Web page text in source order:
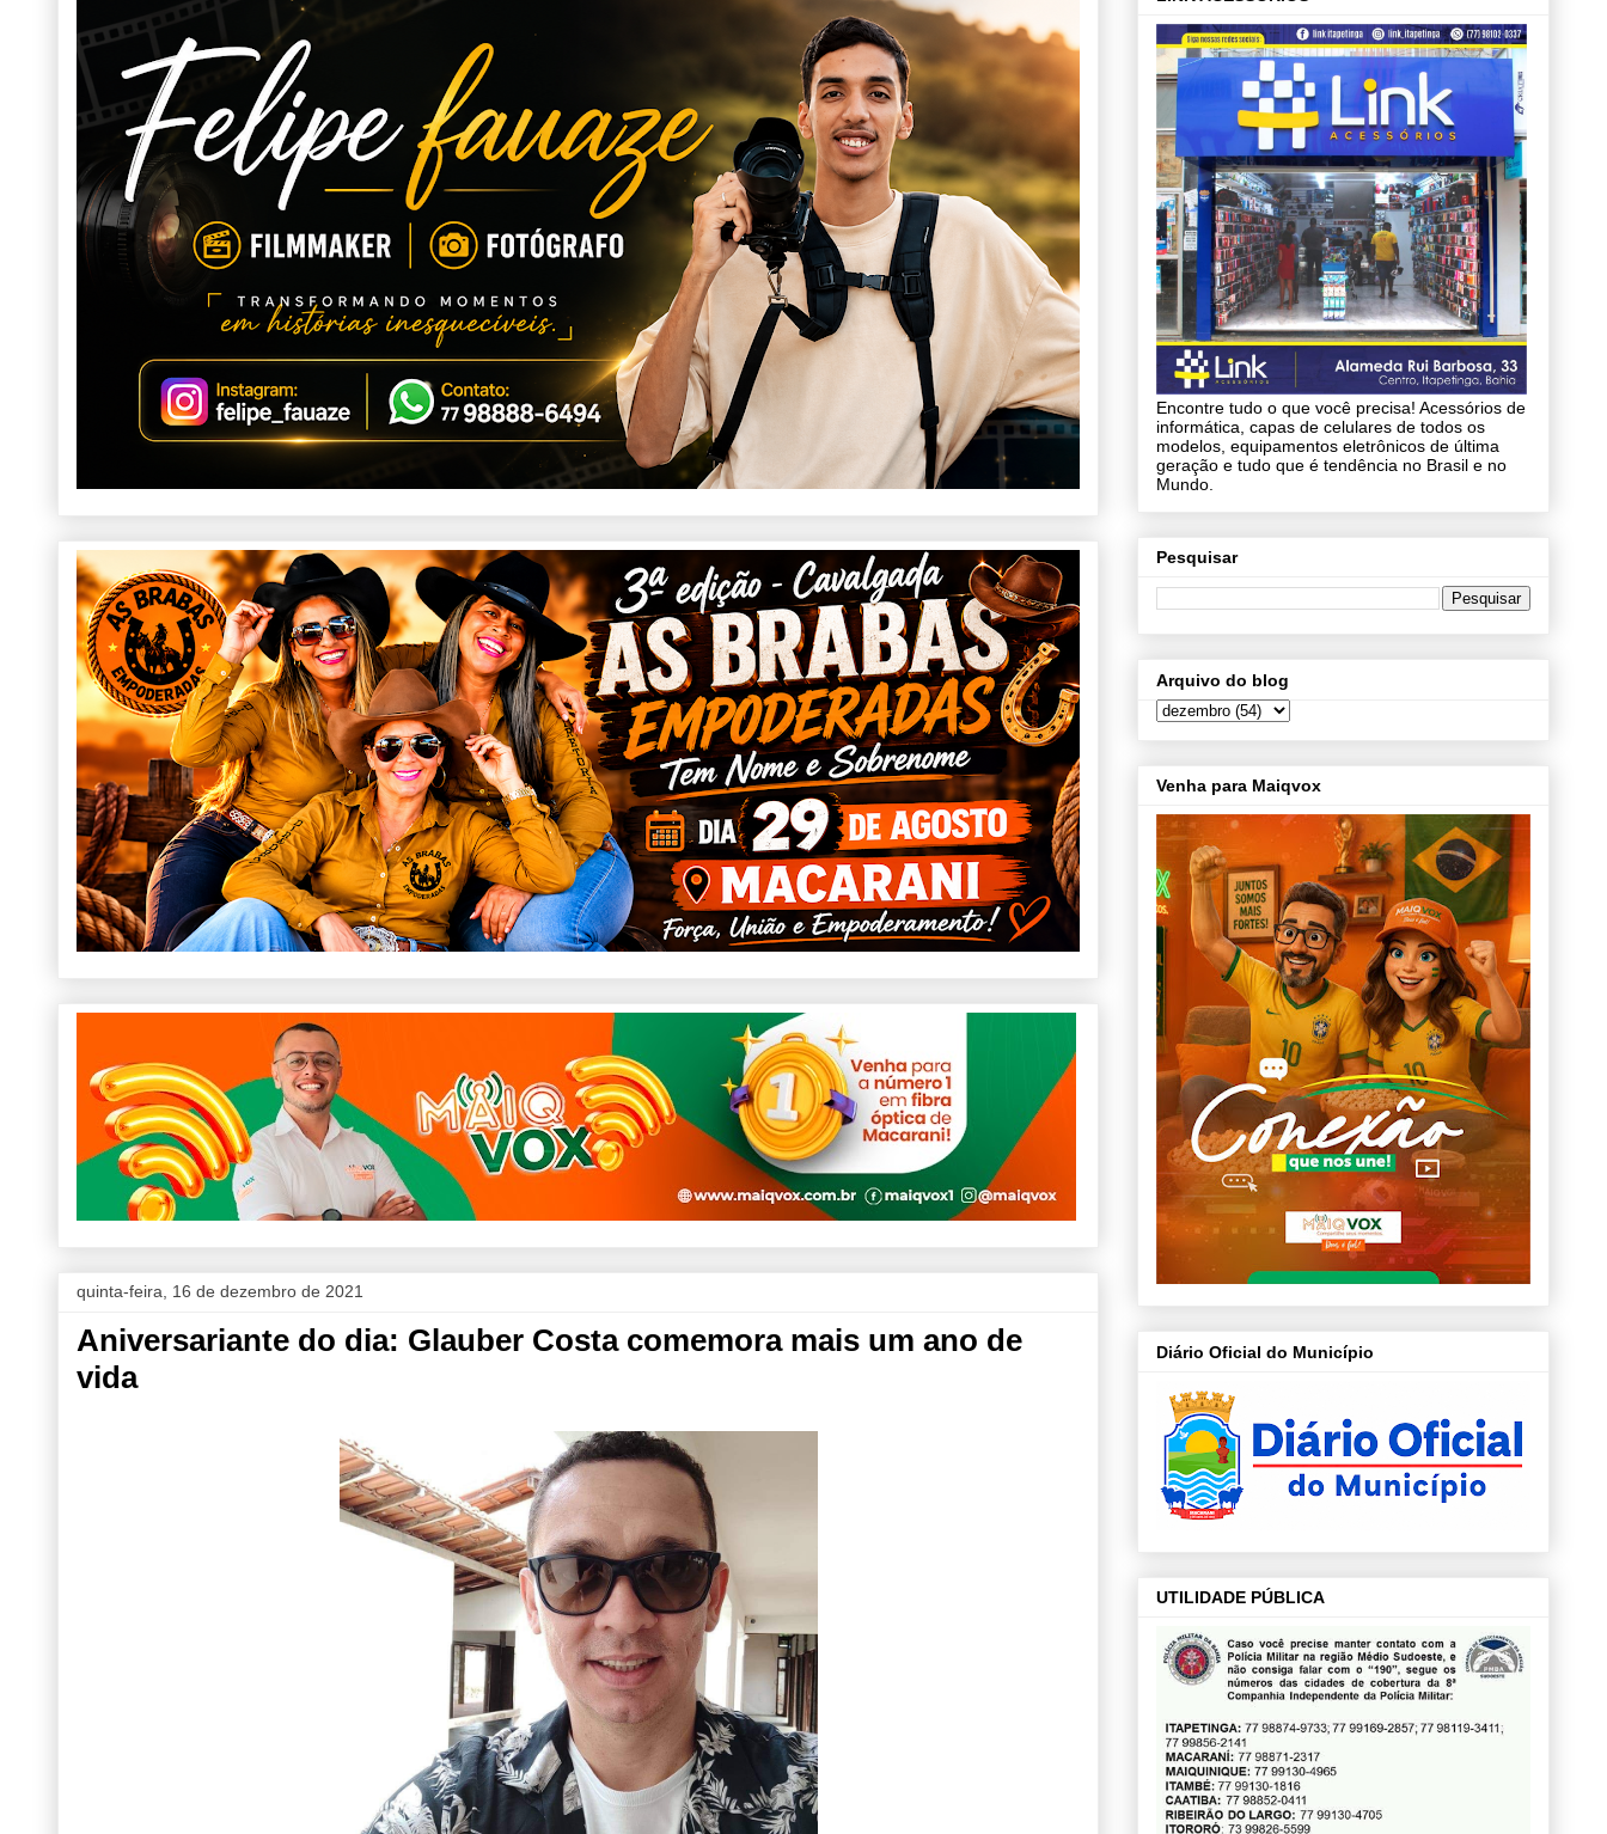
quinta-feira, 16 de dezembro de 2021
Aniversariante do dia: Glauber Costa comemora mais um ano de
vida
Encontre tudo o que você precisa! Acessórios de
informática, capas de celulares de todos os
modelos, equipamentos eletrônicos de última
geração e tudo que é tendência no Brasil e no
Mundo.
Pesquisar
Arquivo do blog
Venha para Maiqvox
Diário Oficial do Município
UTILIDADE PÚBLICA